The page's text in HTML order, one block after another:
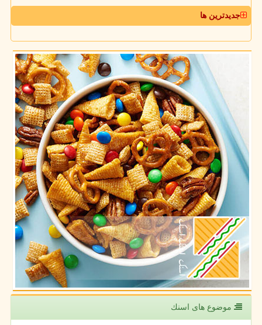
جدیدترین ها
موضوع های اسنك